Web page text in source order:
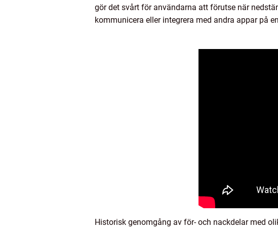
gör det svårt för användarna att förutse när
kommunicera eller integrera med andra appar på
Historisk genomgång av för- och nackdelar med